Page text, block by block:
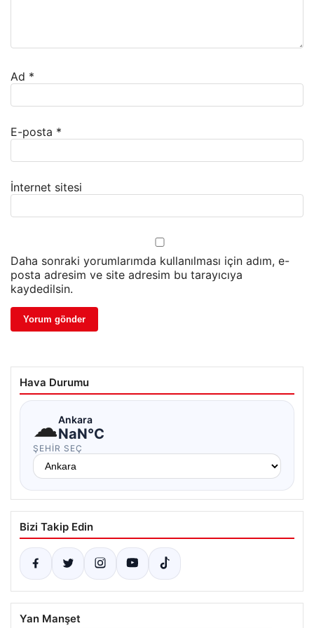
Ad *
E-posta *
İnternet sitesi
Daha sonraki yorumlarımda kullanılması için adım, e-
posta adresim ve site adresim bu tarayıcıya
kaydedilsin.
Hava Durumu
☁Ankara
NaN°C
ŞEHIR SEÇ
Bizi Takip Edin
Yan Manşet